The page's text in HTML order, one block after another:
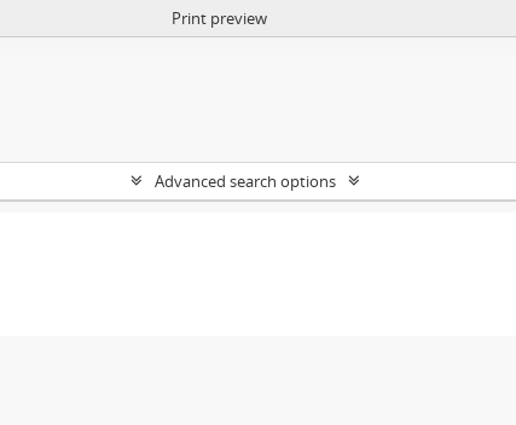
Print preview
Advanced search options